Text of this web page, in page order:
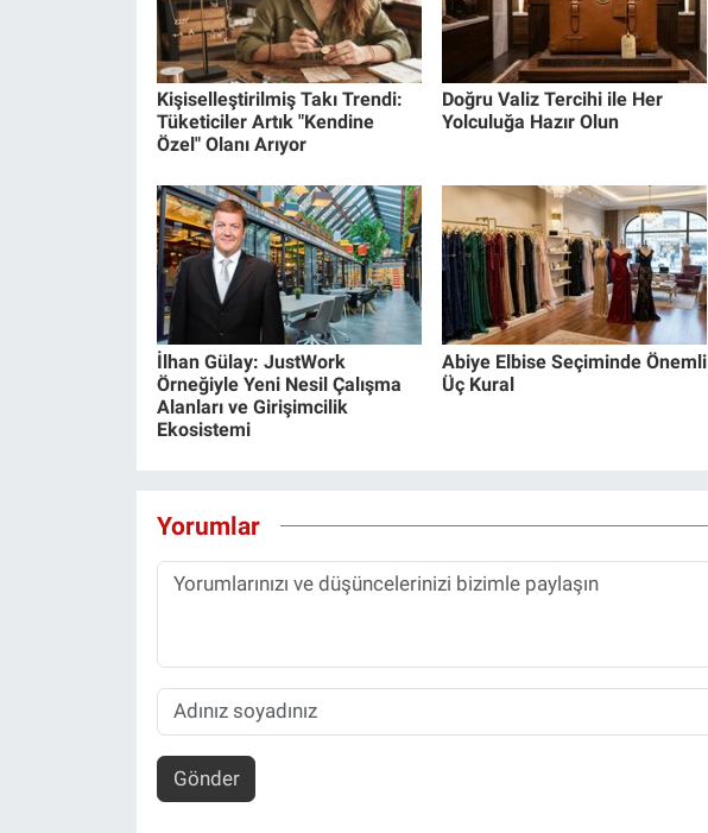
Kişiselleştirilmiş Takı Trendi:
Tüketiciler Artık "Kendine
Özel" Olanı Arıyor
Doğru Valiz Tercihi ile Her
Yolculuğa Hazır Olun
İlhan Gülay: JustWork
Örneğiyle Yeni Nesil Çalışma
Alanları ve Girişimcilik
Ekosistemi
Abiye Elbise Seçiminde Önemli
Üç Kural
Yorumlar
Gönder